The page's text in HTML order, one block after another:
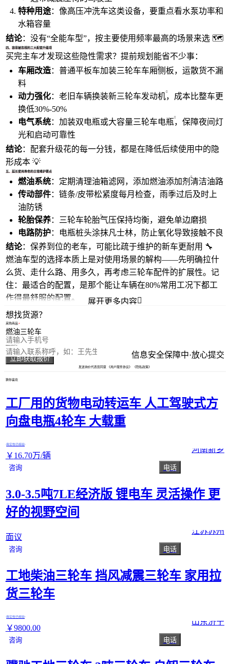
特种用途：像高压冲洗车这类设备，要重点看水泵功率和
水箱容量
结论：没有“全能车型”，按主要使用频率最高的场景来选 🗺️
四、容易被忽视的三大配套升级项
买完主车才发现这些隐性需求？提前规划能省不少事：
车厢改造：普通平板车加装三轮车车厢侧板，运散货不漏
料
动力强化：老旧车辆换装新三轮车发动机，成本比整车更
换低30%-50%
电气系统：加装双电瓶或大容量三轮车电瓶，保障夜间灯
光和启动可靠性
结论：配套升级花的每一分钱，都是在降低后续使用中的隐
形成本 💡
五、延长使用寿命的日常维护要点
燃油系统：定期清理油箱滤网，添加燃油添加剂 清洁油路
传动部件：链条/皮带松紧度每月检查，雨季过后及时上
油防锈
轮胎保养： 三轮车轮胎气压保持均衡，避免单边磨损
电路防护：电瓶桩头涂抹凡士林，防止氧化导致接触不良
结论：保养到位的老车，可能比疏于维护的新车更耐用 🔧
燃油车型的选择本质上是对使用场景的解构——先明确拉什
么货、走什么路、用多久，再考虑三轮车配件的扩展性。记
住：最适合的配置，是那个能让车辆在80%常用工况下都工
作得最舒服的配置。
展开更多内容
想找货源？
采购商品
您的电话
您的称呼
立即获取报价 信息安全保障中·放心提交
发送询价代表您同意 《用户服务协议》 《隐私政策》
猜你喜欢
工厂用的货物电动转运车 人工驾驶式方
向盘电瓶4轮车 大载重
真实性已核验
￥ 16.70万/辆
河南新乡
咨询 电话
3.0-3.5吨7LE经济版 锂电车 灵活操作 更
好的视野空间
面议
江苏苏州
咨询 电话
工地柴油三轮车 挡风减震三轮车 家用拉
货三轮车
真实性已核验
￥9800.00
山东济宁
咨询 电话